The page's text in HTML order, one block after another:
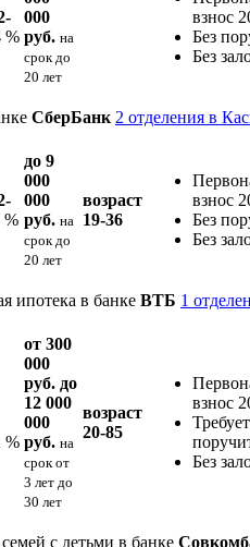
%
000
руб. на
срокдо
20 лет
взнос
Без
Без
СберБанк 2 отделения в
%
до 9
000
000
руб. на
срокдо
20 лет
возраст
19-36
взнос
Без
Без
ипотека в банке ВТБ 1
%
от 300
000
руб. до
12 000
000
руб. на
срокот
3 лет до
30 лет
возраст
20-85
взнос
Без
с детьми в банке